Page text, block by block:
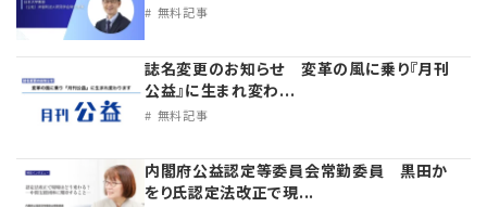
無料記事
誌名変更のお知らせ 変革の風に乗り『月刊
公益』に生まれ変わ...
無料記事
内閣府公益認定等委員会常勤委員 黒田か
をり氏認定法改正で現...